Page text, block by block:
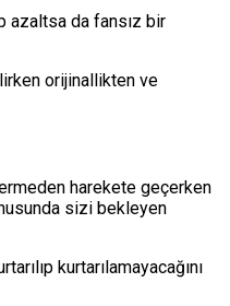
azaltsa da fansız bir
orijinallikten ve
harekete geçerken
sizi bekleyen
kurtarılamayacağını